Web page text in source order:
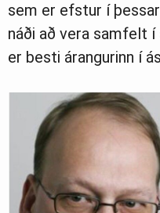
sem er efstur í
náði að vera samfelt
er besti árangurinn í